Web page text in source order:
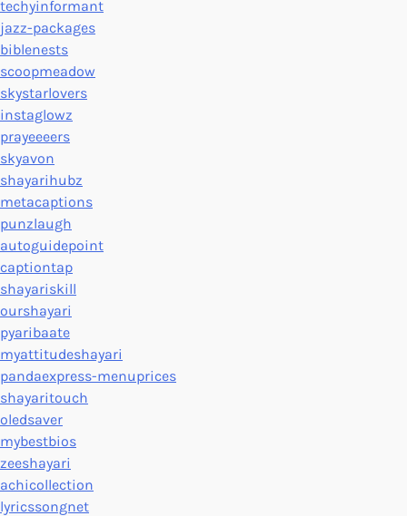
techyinformant
jazz-packages
biblenests
scoopmeadow
skystarlovers
instaglowz
prayeeeers
skyavon
shayarihubz
metacaptions
punzlaugh
autoguidepoint
captiontap
shayariskill
ourshayari
pyaribaate
myattitudeshayari
pandaexpress-menuprices
shayaritouch
oledsaver
mybestbios
zeeshayari
achicollection
lyricssongnet